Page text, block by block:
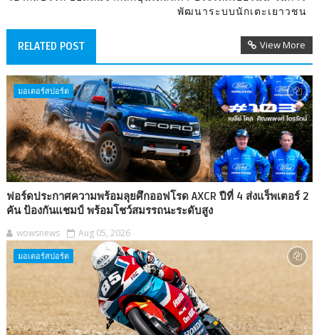
พัฒนาระบบนักเตะเยาวชน
RELATED POST View More
มอเตอร์สปอร์ต
ฟอร์ดประกาศความพร้อมลุยศึกออฟโรด AXCR ปีที่ 4 ส่งแร็พเตอร์ 2
คัน ป้องกันแชมป์ พร้อมโชว์สมรรถนะระดับสูง
wowsnews Aug 05, 2026
มอเตอร์สปอร์ต